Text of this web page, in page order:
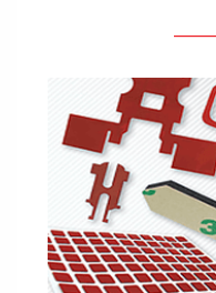
Panelek